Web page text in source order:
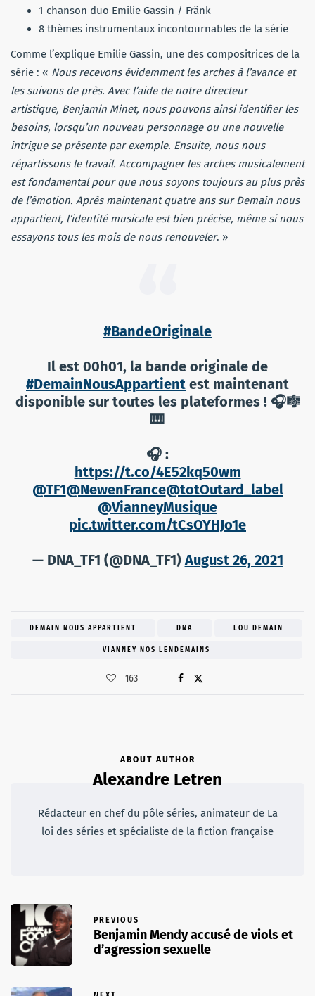
1 chanson duo Emilie Gassin / Fränk
8 thèmes instrumentaux incontournables de la série
Comme l’explique Emilie Gassin, une des compositrices de la
série : « Nous recevons évidemment les arches à l’avance et
les suivons de près. Avec l’aide de notre directeur
artistique, Benjamin Minet, nous pouvons ainsi identifier les
besoins, lorsqu’un nouveau personnage ou une nouvelle
intrigue se présente par exemple. Ensuite, nous nous
répartissons le travail. Accompagner les arches musicalement
est fondamental pour que nous soyons toujours au plus près
de l’émotion. Après maintenant quatre ans sur Demain nous
appartient, l’identité musicale est bien précise, même si nous
essayons tous les mois de nous renouveler. »
#BandeOriginale
Il est 00h01, la bande originale de
#DemainNousAppartient est maintenant
disponible sur toutes les plateformes ! 🎧🎼
🎹
🎧 :
https://t.co/4E52kq50wm
@TF1@NewenFrance@totOutard_label
@VianneyMusique
pic.twitter.com/tCsOYHJo1e
— DNA_TF1 (@DNA_TF1)August 26, 2021
DEMAIN NOUS APPARTIENT DNA LOU DEMAIN
VIANNEY NOS LENDEMAINS
163
ABOUT AUTHOR
Alexandre Letren
Rédacteur en chef du pôle séries, animateur de La
loi des séries et spécialiste de la fiction française
PREVIOUS
Benjamin Mendy accusé de viols et
d’agression sexuelle